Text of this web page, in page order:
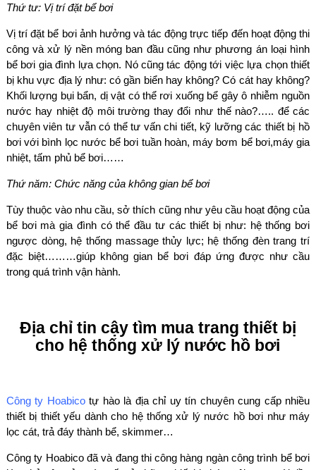
Thứ tư: Vị trí đặt bể bơi
Vị trí đặt bể bơi ảnh hưởng và tác động trực tiếp đến hoạt động thi
công và xử lý nền móng ban đầu cũng như phương án loại hình
bể bơi gia đình lựa chọn. Nó cũng tác động tới việc lựa chọn thiết
bị khu vực địa lý như: có gần biển hay không? Có cát hay không?
Khối lượng bụi bẩn, dị vật có thể rơi xuống bể gây ô nhiễm nguồn
nước hay nhiệt độ môi trường thay đổi như thế nào?….. để các
chuyên viên tư vẫn có thể tư vấn chi tiết, kỹ lưỡng các thiết bị hồ
bơi với bình lọc nước bể bơi tuần hoàn, máy bơm bể bơi,máy gia
nhiệt, tấm phủ bể bơi……
Thứ năm: Chức năng của không gian bể bơi
Tùy thuộc vào nhu cầu, sở thích cũng như yêu cầu hoạt động của
bể bơi mà gia đình có thể đầu tư các thiết bị như: hệ thống bơi
ngược dòng, hệ thống massage thủy lực; hệ thống đèn trang trí
đặc biệt………giúp không gian bể bơi đáp ứng được như cầu
trong quá trình vận hành.
Địa chỉ tin cậy tìm mua trang thiết bị
cho hệ thống xử lý nước hồ bơi
Công ty Hoabicotự hào là địa chỉ uy tín chuyên cung cấp nhiều
thiết bị thiết yếu dành cho hệ thống xử lý nước hồ bơi như máy
lọc cát, trả đáy thành bể, skimmer…
Công ty Hoabico đã và đang thi công hàng ngàn công trình bể bơi